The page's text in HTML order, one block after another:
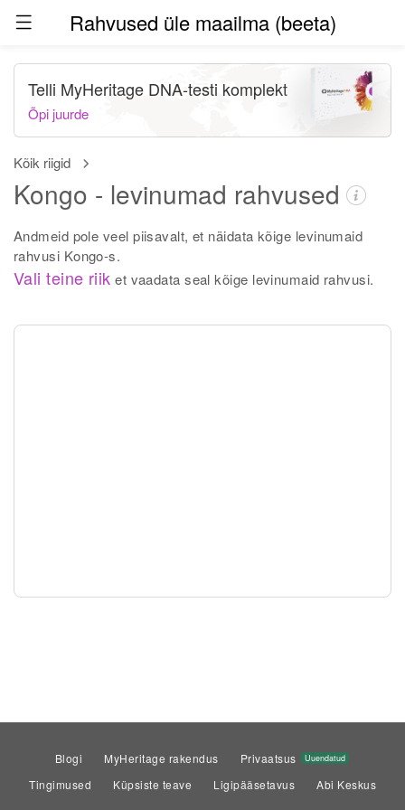
Rahvused üle maailma (beeta)
Kõik riigid
Kongo - levinumad rahvused
Andmeid pole veel piisavalt, et näidata kõige levinumaid
rahvusi Kongo-s.
Vali teine riik et vaadata seal kõige levinumaid rahvusi.
Telli MyHeritage DNA-testi komplekt
Õpi juurde
Blogi MyHeritage rakendus Privaatsus Uuendatud
Tingimused Küpsiste teave Ligipääsetavus Abi Keskus